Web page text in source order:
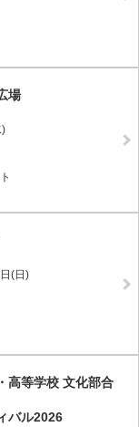
場
)
(日)
高等学校 文化部合
バル2026